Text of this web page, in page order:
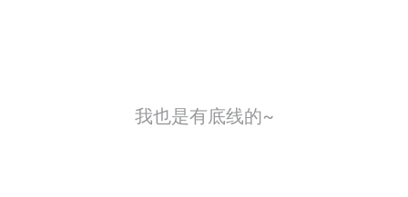
我也是有底线的~